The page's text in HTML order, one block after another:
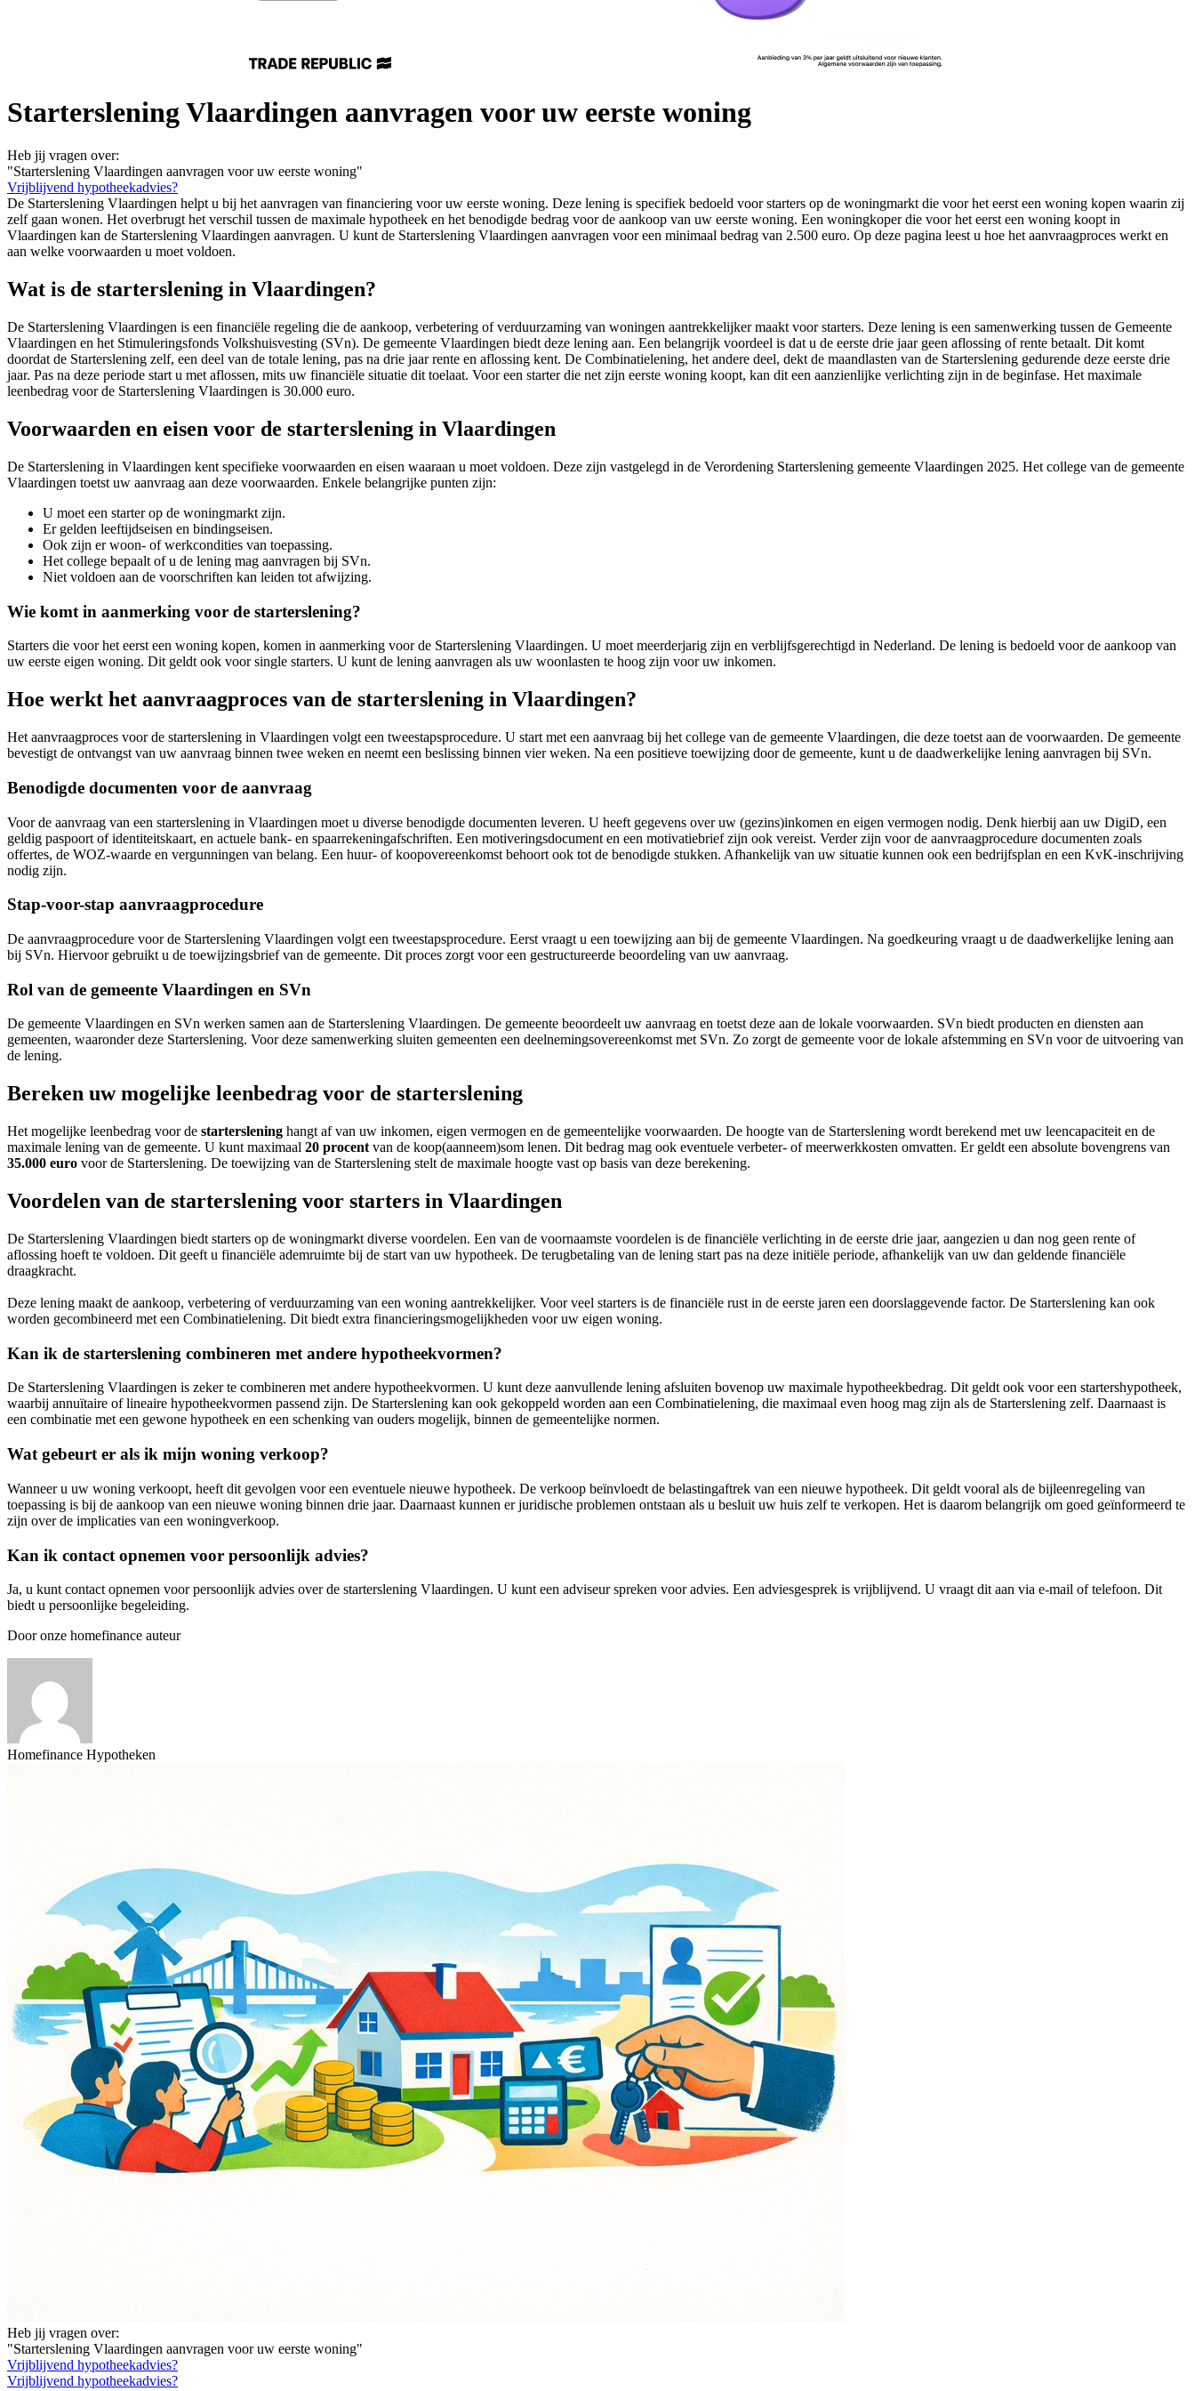
Starterslening Vlaardingen aanvragen voor uw eerste woning
Heb jij vragen over:
"Starterslening Vlaardingen aanvragen voor uw eerste woning"
Vrijblijvend hypotheekadvies?
De Starterslening Vlaardingen helpt u bij het aanvragen van financiering voor uw eerste woning. Deze lening is specifiek bedoeld voor starters op de woningmarkt die voor het eerst een woning kopen waarin zij
zelf gaan wonen. Het overbrugt het verschil tussen de maximale hypotheek en het benodigde bedrag voor de aankoop van uw eerste woning. Een woningkoper die voor het eerst een woning koopt in
Vlaardingen kan de Starterslening Vlaardingen aanvragen. U kunt de Starterslening Vlaardingen aanvragen voor een minimaal bedrag van 2.500 euro. Op deze pagina leest u hoe het aanvraagproces werkt en
aan welke voorwaarden u moet voldoen.
Wat is de starterslening in Vlaardingen?
De Starterslening Vlaardingen is een financiële regeling die de aankoop, verbetering of verduurzaming van woningen aantrekkelijker maakt voor starters. Deze lening is een samenwerking tussen de Gemeente
Vlaardingen en het Stimuleringsfonds Volkshuisvesting (SVn). De gemeente Vlaardingen biedt deze lening aan. Een belangrijk voordeel is dat u de eerste drie jaar geen aflossing of rente betaalt. Dit komt
doordat de Starterslening zelf, een deel van de totale lening, pas na drie jaar rente en aflossing kent. De Combinatielening, het andere deel, dekt de maandlasten van de Starterslening gedurende deze eerste drie
jaar. Pas na deze periode start u met aflossen, mits uw financiële situatie dit toelaat. Voor een starter die net zijn eerste woning koopt, kan dit een aanzienlijke verlichting zijn in de beginfase. Het maximale
leenbedrag voor de Starterslening Vlaardingen is 30.000 euro.
Voorwaarden en eisen voor de starterslening in Vlaardingen
De Starterslening in Vlaardingen kent specifieke voorwaarden en eisen waaraan u moet voldoen. Deze zijn vastgelegd in de Verordening Starterslening gemeente Vlaardingen 2025. Het college van de gemeente
Vlaardingen toetst uw aanvraag aan deze voorwaarden. Enkele belangrijke punten zijn:
U moet een starter op de woningmarkt zijn.
Er gelden leeftijdseisen en bindingseisen.
Ook zijn er woon- of werkcondities van toepassing.
Het college bepaalt of u de lening mag aanvragen bij SVn.
Niet voldoen aan de voorschriften kan leiden tot afwijzing.
Wie komt in aanmerking voor de starterslening?
Starters die voor het eerst een woning kopen, komen in aanmerking voor de Starterslening Vlaardingen. U moet meerderjarig zijn en verblijfsgerechtigd in Nederland. De lening is bedoeld voor de aankoop van
uw eerste eigen woning. Dit geldt ook voor single starters. U kunt de lening aanvragen als uw woonlasten te hoog zijn voor uw inkomen.
Hoe werkt het aanvraagproces van de starterslening in Vlaardingen?
Het aanvraagproces voor de starterslening in Vlaardingen volgt een tweestapsprocedure. U start met een aanvraag bij het college van de gemeente Vlaardingen, die deze toetst aan de voorwaarden. De gemeente
bevestigt de ontvangst van uw aanvraag binnen twee weken en neemt een beslissing binnen vier weken. Na een positieve toewijzing door de gemeente, kunt u de daadwerkelijke lening aanvragen bij SVn.
Benodigde documenten voor de aanvraag
Voor de aanvraag van een starterslening in Vlaardingen moet u diverse benodigde documenten leveren. U heeft gegevens over uw (gezins)inkomen en eigen vermogen nodig. Denk hierbij aan uw DigiD, een
geldig paspoort of identiteitskaart, en actuele bank- en spaarrekeningafschriften. Een motiveringsdocument en een motivatiebrief zijn ook vereist. Verder zijn voor de aanvraagprocedure documenten zoals
offertes, de WOZ-waarde en vergunningen van belang. Een huur- of koopovereenkomst behoort ook tot de benodigde stukken. Afhankelijk van uw situatie kunnen ook een bedrijfsplan en een KvK-inschrijving
nodig zijn.
Stap-voor-stap aanvraagprocedure
De aanvraagprocedure voor de Starterslening Vlaardingen volgt een tweestapsprocedure. Eerst vraagt u een toewijzing aan bij de gemeente Vlaardingen. Na goedkeuring vraagt u de daadwerkelijke lening aan
bij SVn. Hiervoor gebruikt u de toewijzingsbrief van de gemeente. Dit proces zorgt voor een gestructureerde beoordeling van uw aanvraag.
Rol van de gemeente Vlaardingen en SVn
De gemeente Vlaardingen en SVn werken samen aan de Starterslening Vlaardingen. De gemeente beoordeelt uw aanvraag en toetst deze aan de lokale voorwaarden. SVn biedt producten en diensten aan
gemeenten, waaronder deze Starterslening. Voor deze samenwerking sluiten gemeenten een deelnemingsovereenkomst met SVn. Zo zorgt de gemeente voor de lokale afstemming en SVn voor de uitvoering van
de lening.
Bereken uw mogelijke leenbedrag voor de starterslening
Het mogelijke leenbedrag voor de starterslening hangt af van uw inkomen, eigen vermogen en de gemeentelijke voorwaarden. De hoogte van de Starterslening wordt berekend met uw leencapaciteit en de
maximale lening van de gemeente. U kunt maximaal 20 procent van de koop(aanneem)som lenen. Dit bedrag mag ook eventuele verbeter- of meerwerkkosten omvatten. Er geldt een absolute bovengrens van
35.000 euro voor de Starterslening. De toewijzing van de Starterslening stelt de maximale hoogte vast op basis van deze berekening.
Voordelen van de starterslening voor starters in Vlaardingen
De Starterslening Vlaardingen biedt starters op de woningmarkt diverse voordelen. Een van de voornaamste voordelen is de financiële verlichting in de eerste drie jaar, aangezien u dan nog geen rente of
aflossing hoeft te voldoen. Dit geeft u financiële ademruimte bij de start van uw hypotheek. De terugbetaling van de lening start pas na deze initiële periode, afhankelijk van uw dan geldende financiële
draagkracht.
Deze lening maakt de aankoop, verbetering of verduurzaming van een woning aantrekkelijker. Voor veel starters is de financiële rust in de eerste jaren een doorslaggevende factor. De Starterslening kan ook
worden gecombineerd met een Combinatielening. Dit biedt extra financieringsmogelijkheden voor uw eigen woning.
Kan ik de starterslening combineren met andere hypotheekvormen?
De Starterslening Vlaardingen is zeker te combineren met andere hypotheekvormen. U kunt deze aanvullende lening afsluiten bovenop uw maximale hypotheekbedrag. Dit geldt ook voor een startershypotheek,
waarbij annuïtaire of lineaire hypotheekvormen passend zijn. De Starterslening kan ook gekoppeld worden aan een Combinatielening, die maximaal even hoog mag zijn als de Starterslening zelf. Daarnaast is
een combinatie met een gewone hypotheek en een schenking van ouders mogelijk, binnen de gemeentelijke normen.
Wat gebeurt er als ik mijn woning verkoop?
Wanneer u uw woning verkoopt, heeft dit gevolgen voor een eventuele nieuwe hypotheek. De verkoop beïnvloedt de belastingaftrek van een nieuwe hypotheek. Dit geldt vooral als de bijleenregeling van
toepassing is bij de aankoop van een nieuwe woning binnen drie jaar. Daarnaast kunnen er juridische problemen ontstaan als u besluit uw huis zelf te verkopen. Het is daarom belangrijk om goed geïnformeerd te
zijn over de implicaties van een woningverkoop.
Kan ik contact opnemen voor persoonlijk advies?
Ja, u kunt contact opnemen voor persoonlijk advies over de starterslening Vlaardingen. U kunt een adviseur spreken voor advies. Een adviesgesprek is vrijblijvend. U vraagt dit aan via e-mail of telefoon. Dit
biedt u persoonlijke begeleiding.
Door onze homefinance auteur
Homefinance Hypotheken
Heb jij vragen over:
"Starterslening Vlaardingen aanvragen voor uw eerste woning"
Vrijblijvend hypotheekadvies?
Vrijblijvend hypotheekadvies?